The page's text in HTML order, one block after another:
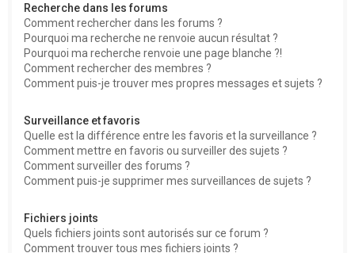
Recherche dans les forums
Comment rechercher dans les forums ?
Pourquoi ma recherche ne renvoie aucun résultat ?
Pourquoi ma recherche renvoie une page blanche ?!
Comment rechercher des membres ?
Comment puis-je trouver mes propres messages et sujets ?
Surveillance et favoris
Quelle est la différence entre les favoris et la surveillance ?
Comment mettre en favoris ou surveiller des sujets ?
Comment surveiller des forums ?
Comment puis-je supprimer mes surveillances de sujets ?
Fichiers joints
Quels fichiers joints sont autorisés sur ce forum ?
Comment trouver tous mes fichiers joints ?